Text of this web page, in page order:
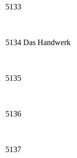
5133
5134 Das Handwerk
5135
5136
5137